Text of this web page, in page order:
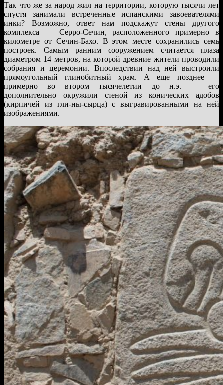
Так что же за народ жил на территории, которую тысячи лет
спустя занимали встреченные испанскими завоевателями
инки? Возможно, ответ нам подскажут стены другого
комплекса — Серро-Сечин, расположенного примерно в
километре от Сечин-Бахо. В этом месте сохранились семь
построек. Самым ранним сооружением считается плаза
диаметром 14 метров, на которой древние жители проводили
собрания и церемонии. Впоследствии над ней выстроили
прямоугольный глинобитный храм. А еще позднее —
примерно во втором тысячелетии до н.э. — его
дополнительно окружили стеной из конических адобов
(кирпичей из гли-ны-сырца) с выгравированными на ней
изображениями.